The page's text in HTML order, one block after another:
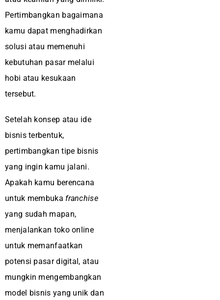
Pertimbangkan bagaimana
kamu dapat menghadirkan
solusi atau memenuhi
kebutuhan pasar melalui
hobi atau kesukaan
tersebut.
Setelah konsep atau ide
bisnis terbentuk,
pertimbangkan tipe bisnis
yang ingin kamu jalani.
Apakah kamu berencana
untuk membuka franchise
yang sudah mapan,
menjalankan toko online
untuk memanfaatkan
potensi pasar digital, atau
mungkin mengembangkan
model bisnis yang unik dan